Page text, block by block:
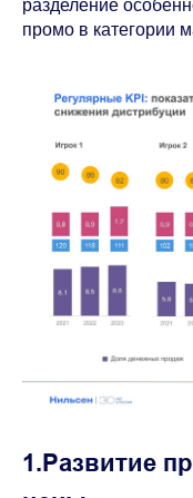
разделение
промо в категории
1.Развитие